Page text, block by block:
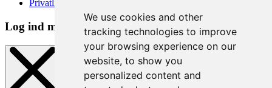
We use cookies and other
tracking technologies to improve
your browsing experience on our
website, to show you
personalized content and
Privatlivspolitik
Log ind metode